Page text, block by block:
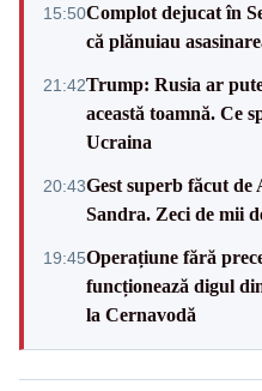
15:50Complot dejucat în
că plănuiau
21:42Trump: Rusia ar
această toamnă. Ce
Ucraina
20:43Gest superb făcut
Sandra. Zeci de mii
19:45Operațiune fără
funcționează digul
la Cernavodă